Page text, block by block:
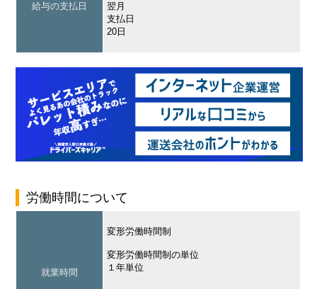
給与の支払日
翌月
支払日
20日
労働時間について
就業時間
変形労働時間制
変形労働時間制の単位
１年単位